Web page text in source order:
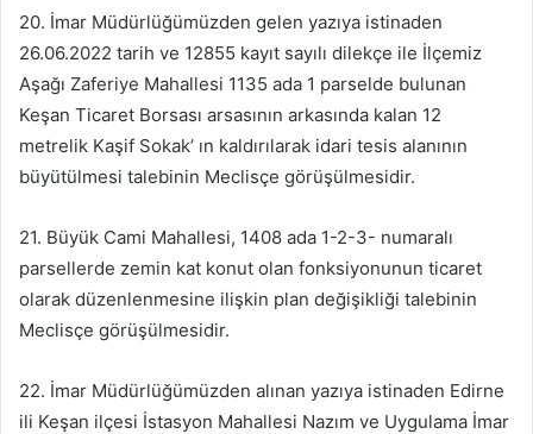
20. İmar Müdürlüğümüzden gelen yazıya istinaden
26.06.2022 tarih ve 12855 kayıt sayılı dilekçe ile İlçemiz
Aşağı Zaferiye Mahallesi 1135 ada 1 parselde bulunan
Keşan Ticaret Borsası arsasının arkasında kalan 12
metrelik Kaşif Sokak’ ın kaldırılarak idari tesis alanının
büyütülmesi talebinin Meclisçe görüşülmesidir.
21. Büyük Cami Mahallesi, 1408 ada 1-2-3- numaralı
parsellerde zemin kat konut olan fonksiyonunun ticaret
olarak düzenlenmesine ilişkin plan değişikliği talebinin
Meclisçe görüşülmesidir.
22. İmar Müdürlüğümüzden alınan yazıya istinaden Edirne
ili Keşan ilçesi İstasyon Mahallesi Nazım ve Uygulama İmar